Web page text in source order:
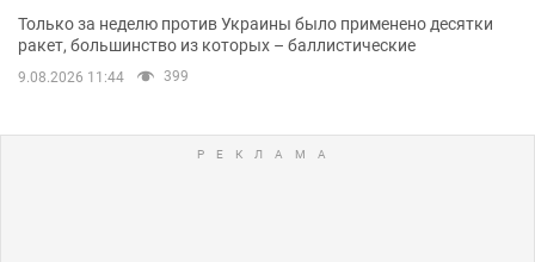
Одессе
Только за неделю против Украины было применено десятки
ракет, большинство из которых – баллистические
9.08.2026 11:44 399